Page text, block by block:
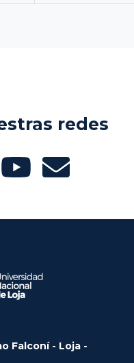
redes
Falconí - Loja -